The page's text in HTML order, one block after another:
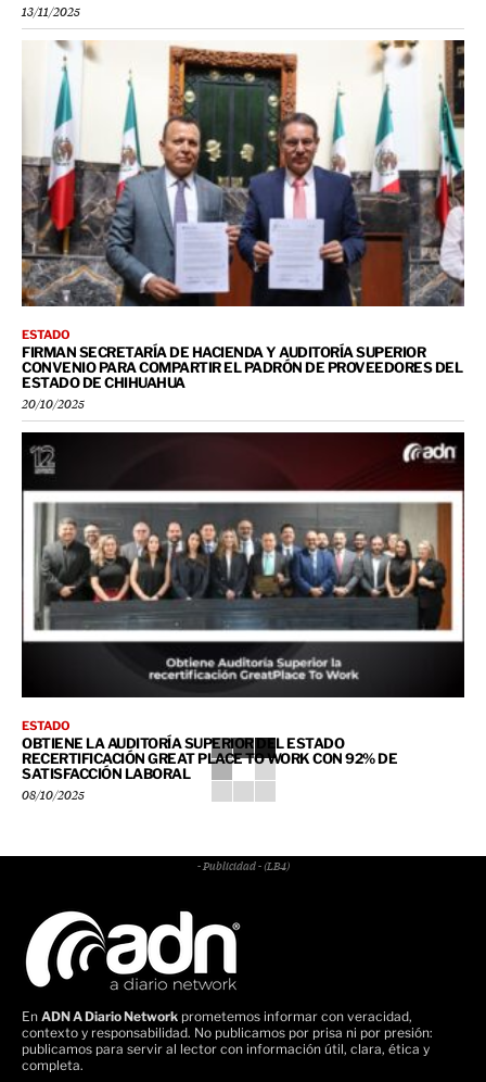
13/11/2025
ESTADO
FIRMAN SECRETARÍA DE HACIENDA Y AUDITORÍA SUPERIOR
CONVENIO PARA COMPARTIR EL PADRÓN DE PROVEEDORES DEL
ESTADO DE CHIHUAHUA
20/10/2025
ESTADO
OBTIENE LA AUDITORÍA SUPERIOR DEL ESTADO
RECERTIFICACIÓN GREAT PLACE TO WORK CON 92% DE
SATISFACCIÓN LABORAL
08/10/2025
- Publicidad - (LB4)
En ADN A Diario Network prometemos informar con veracidad,
contexto y responsabilidad. No publicamos por prisa ni por presión:
publicamos para servir al lector con información útil, clara, ética y
completa.